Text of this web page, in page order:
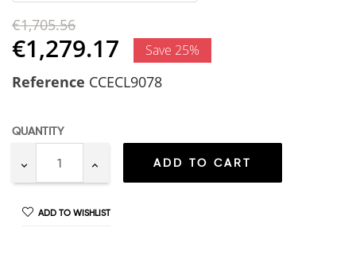
€1,705.56
€1,279.17 Save 25%
Reference CCECL9078
QUANTITY
ADD TO CART
ADD TO WISHLIST